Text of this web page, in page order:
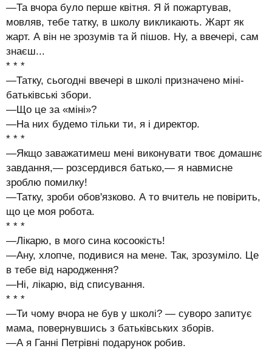
—Та вчора було перше квітня. Я й пожартував,
мовляв, тебе татку, в школу викликають. Жарт як
жарт. А він не зрозумів та й пішов. Ну, а ввечері, сам
знаєш...
* * *
—Татку, сьогодні ввечері в школі призначено міні-
батьківські збори.
—Що це за «міні»?
—На них будемо тільки ти, я і директор.
* * *
—Якщо заважатимеш мені виконувати твоє домашнє
завдання,— розсердився батько,— я навмисне
зроблю помилку!
—Татку, зроби обов'язково. А то вчитель не повірить,
що це моя робота.
* * *
—Лікарю, в мого сина косоокість!
—Ану, хлопче, подивися на мене. Так, зрозуміло. Це
в тебе від народження?
—Ні, лікарю, від списування.
* * *
—Ти чому вчора не був у школі? — суворо запитує
мама, повернувшись з батьківських зборів.
—А я Ганні Петрівні подарунок робив.